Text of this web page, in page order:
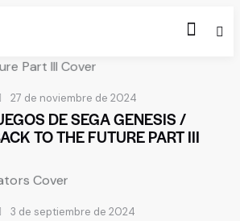
27 de noviembre de 2024
DE SEGA GENESIS /
TO THE FUTURE PART III
3 de septiembre de 2024